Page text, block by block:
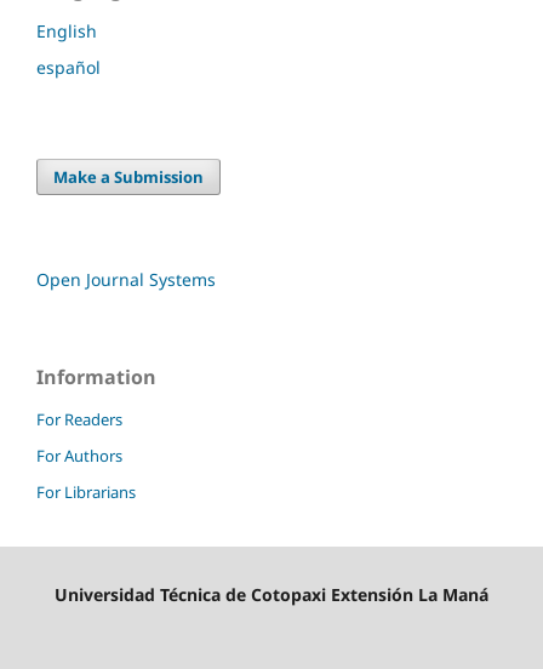
English
español
Make a Submission
Open Journal Systems
Information
For Readers
For Authors
For Librarians
Universidad Técnica de Cotopaxi Extensión La Maná